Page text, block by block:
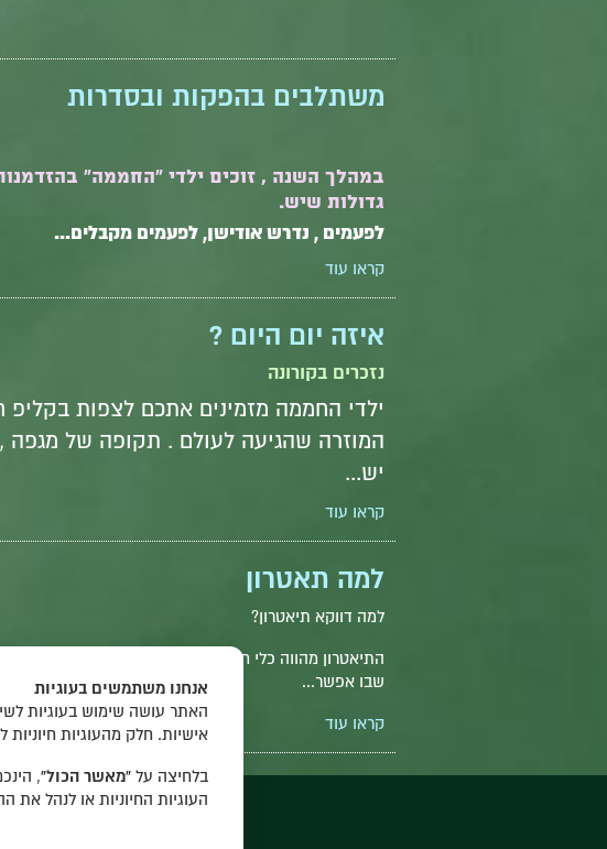
משתלבים בהפקות ובסדרות
במהלך השנה , זוכים ילדי "החממה"
גדולות שיש.
לפעמים , נדרש אודישן, לפעמים מקבלים...
קראו עוד
איזה יום היום ?
נזכרים בקורונה
ילדי החממה מזמינים אתכם לצפות
המוזרה שהגיעה לעולם . תקופה של מגפה
יש...
קראו עוד
למה תאטרון
למה דווקא תיאטרון?
התיאטרון מהווה כלי חינוכי עשיר ומרתק המאפשר
שבו אפשר...
קראו עוד
אנחנו משתמשים בעוגיות
האתר עושה שימוש בעוגיות
אישיות. חלק מהעוגיות
בלחיצה על “מאשר הכול”,
העוגיות החיוניות או לנהל את